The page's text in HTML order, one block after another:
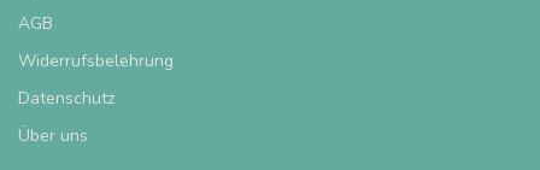
AGB
Widerrufsbelehrung
Datenschutz
Über uns